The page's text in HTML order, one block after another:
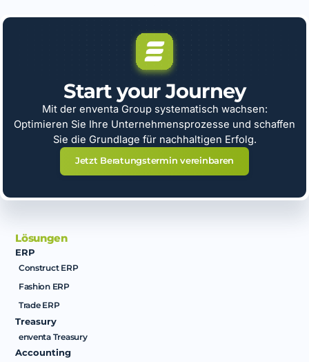
Start your Journey
Mit der enventa Group systematisch wachsen:
Optimieren Sie Ihre Unternehmensprozesse und schaffen
Sie die Grundlage für nachhaltigen Erfolg.
Jetzt Beratungstermin vereinbaren
Lösungen
ERP
Construct ERP
Fashion ERP
Trade ERP
Treasury
enventa Treasury
Accounting